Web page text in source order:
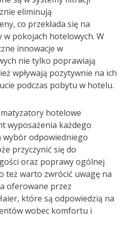
eliminują
co przekłada się na
pokojach hotelowych. W
innowacje w
nie tylko poprawiają
wpływają pozytywnie na ich
podczas pobytu w hotelu.
hotelowe
wyposażenia każdego
odpowiedniego
przyczynić się do
oraz poprawy ogólnej
też warto zwrócić uwagę na
oferowane przez
które są odpowiedzią na
wobec komfortu i